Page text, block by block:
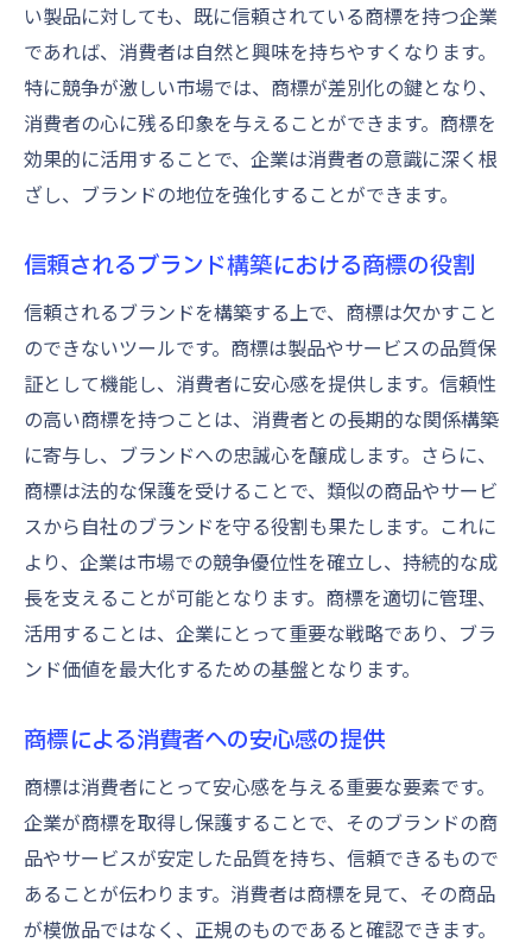
い製品に対しても、既に信頼されている商標を持つ企業
であれば、消費者は自然と興味を持ちやすくなります。
特に競争が激しい市場では、商標が差別化の鍵となり、
消費者の心に残る印象を与えることができます。商標を
効果的に活用することで、企業は消費者の意識に深く根
ざし、ブランドの地位を強化することができます。
信頼されるブランド構築における商標の役割
信頼されるブランドを構築する上で、商標は欠かすこと
のできないツールです。商標は製品やサービスの品質保
証として機能し、消費者に安心感を提供します。信頼性
の高い商標を持つことは、消費者との長期的な関係構築
に寄与し、ブランドへの忠誠心を醸成します。さらに、
商標は法的な保護を受けることで、類似の商品やサービ
スから自社のブランドを守る役割も果たします。これに
より、企業は市場での競争優位性を確立し、持続的な成
長を支えることが可能となります。商標を適切に管理、
活用することは、企業にとって重要な戦略であり、ブラ
ンド価値を最大化するための基盤となります。
商標による消費者への安心感の提供
商標は消費者にとって安心感を与える重要な要素です。
企業が商標を取得し保護することで、そのブランドの商
品やサービスが安定した品質を持ち、信頼できるもので
あることが伝わります。消費者は商標を見て、その商品
が模倣品ではなく、正規のものであると確認できます。